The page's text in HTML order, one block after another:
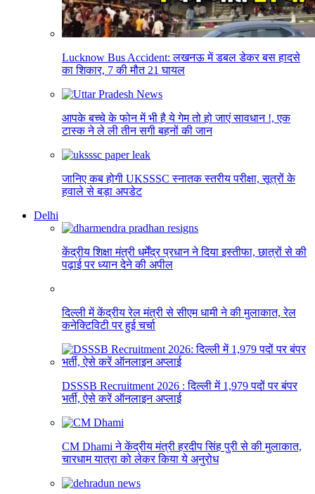
Lucknow Bus Accident: लखनऊ में डबल डेकर बस हादसे
का शिकार, 7 की मौत 21 घायल
आपके बच्चे के फोन में भी है ये गेम तो हो जाएं सावधान !, एक
टास्क ने ले ली तीन सगी बहनों की जान
जानिए कब होगी UKSSSC स्नातक स्तरीय परीक्षा, सूत्रों के
हवाले से बड़ा अपडेट
Delhi
केंद्रीय शिक्षा मंत्री धर्मेंद्र प्रधान ने दिया इस्तीफा, छात्रों से की
पढ़ाई पर ध्यान देने की अपील
दिल्ली में केंद्रीय रेल मंत्री से सीएम धामी ने की मुलाकात, रेल
कनेक्टिविटी पर हुई चर्चा
DSSSB Recruitment 2026 : दिल्ली में 1,979 पदों पर बंपर
भर्ती, ऐसे करें ऑनलाइन अप्लाई
CM Dhami ने केंद्रीय मंत्री हरदीप सिंह पुरी से की मुलाकात,
चारधाम यात्रा को लेकर किया ये अनुरोध